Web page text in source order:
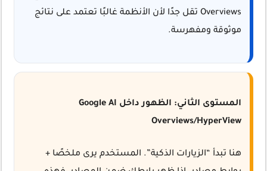
Overviews تقل جدًا لأن الأنظمة غالبًا تعتمد على نتائج
موثوقة ومفهرسة.
المستوى الثاني: الظهور داخل Google AI
Overviews/HyperView
هنا تبدأ “الزيارات الذكية”. المستخدم يرى ملخصًا +